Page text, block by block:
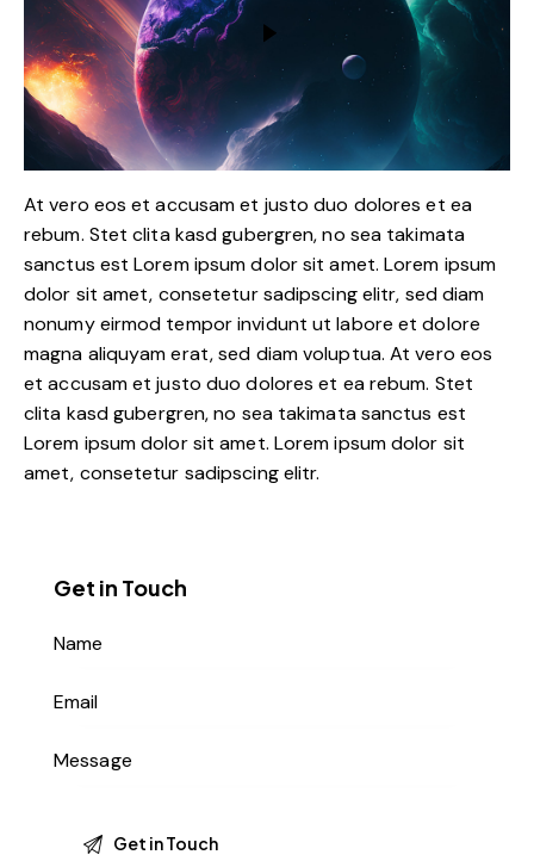
At vero eos et accusam et justo duo dolores et ea
rebum. Stet clita kasd gubergren, no sea takimata
sanctus est Lorem ipsum dolor sit amet. Lorem ipsum
dolor sit amet, consetetur sadipscing elitr, sed diam
nonumy eirmod tempor invidunt ut labore et dolore
magna aliquyam erat, sed diam voluptua. At vero eos
et accusam et justo duo dolores et ea rebum. Stet
clita kasd gubergren, no sea takimata sanctus est
Lorem ipsum dolor sit amet. Lorem ipsum dolor sit
amet, consetetur sadipscing elitr.
Get in Touch